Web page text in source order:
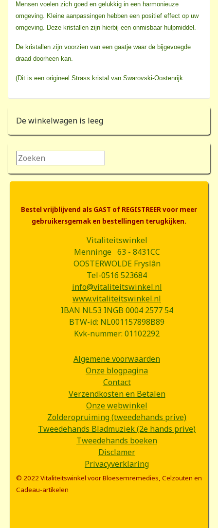
Mensen voelen zich goed en gelukkig in een harmonieuze
omgeving. Kleine aanpassingen hebben een positief effect op uw
omgeving. Deze kristallen zijn hierbij een onmisbaar hulpmiddel.
De kristallen zijn voorzien van een gaatje waar de bijgevoegde
draad doorheen kan.
(Dit is een origineel Strass kristal van Swarovski-Oostenrijk.
De winkelwagen is leeg
Zoeken...
Bestel vrijblijvend als GAST of REGISTREER voor meer
gebruikersgemak en bestellingen terugkijken.
Vitaliteitswinkel
Menninge 63 - 8431CC
OOSTERWOLDE Fryslân
Tel-0516 523684
info@vitaliteitswinkel.nl
www.vitaliteitswinkel.nl
IBAN NL53 INGB 0004 2577 54
BTW-id: NL001157898B89
Kvk-nummer: 01102292
Algemene voorwaarden
Onze blogpagina
Contact
Verzendkosten en Betalen
Onze webwinkel
Zolderopruiming (tweedehands prive)
Tweedehands Bladmuziek (2e hands prive)
Tweedehands boeken
Disclamer
Privacyverklaring
© 2022 Vitaliteitswinkel voor Bloesemremedies, Celzouten en
Cadeau-artikelen